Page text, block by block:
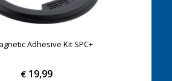
Adhesive Kit SPC+
€ 19,99